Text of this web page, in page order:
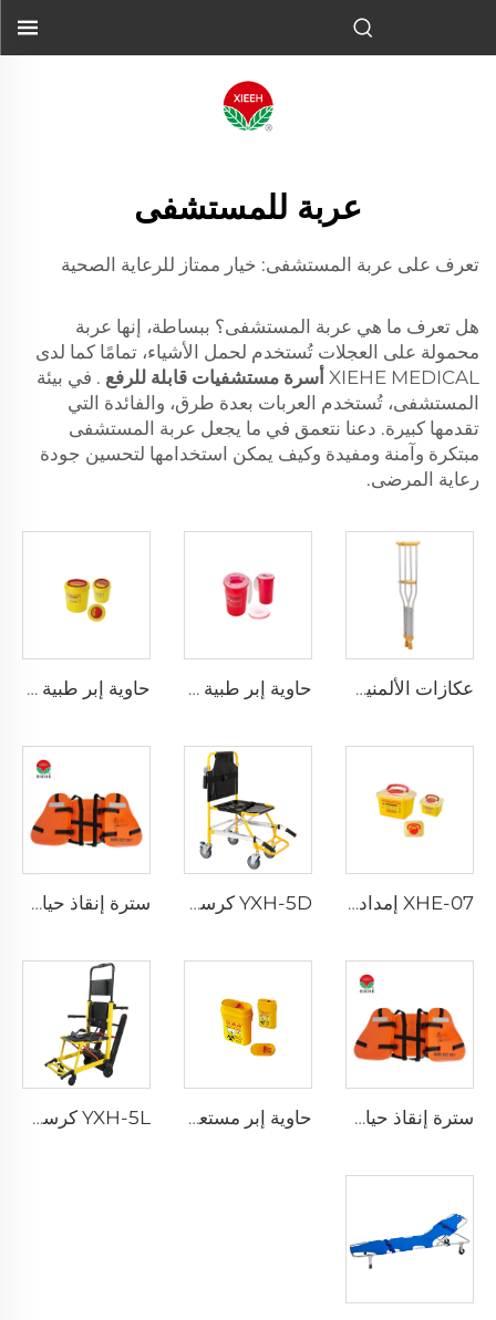
عربة للمستشفى
تعرف على عربة المستشفى: خيار ممتاز للرعاية الصحية
هل تعرف ما هي عربة المستشفى؟ ببساطة، إنها عربة
محمولة على العجلات تُستخدم لحمل الأشياء، تمامًا كما لدى
XIEHE MEDICAL أسرة مستشفيات قابلة للرفع . في بيئة
المستشفى، تُستخدم العربات بعدة طرق، والفائدة التي
تقدمها كبيرة. دعنا نتعمق في ما يجعل عربة المستشفى
مبتكرة وآمنة ومفيدة وكيف يمكن استخدامها لتحسين جودة
رعاية المرضى.
عكازات الألمنيوم XHE-10 حاوية إبر طبية مقاومة للثقب XHE-08 حاوية إبر طبية دائرية XHE-08
XHE-07 إمدادات طبية حاوية بلاستيكية للأدوات الحادة YXH-5D كرسي كهربائي صاعد الدرج من نوع Xiehe سترة إنقاذ حياة ثلاث قطع للبالغين للاستخدام اليومي
سترة إنقاذ حياة ثلاث قطع للبالغين للاستخدام اليومي حاوية إبر مستعملة قابلة لإعادة الاستخدام للمستشفى XHE-06 YXH-5L كرسي كهربائي صاعد الدرج من نوع Xiehe